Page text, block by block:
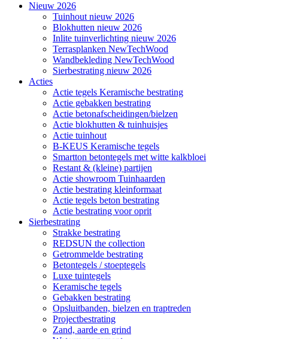
Nieuw 2026
Tuinhout nieuw 2026
Blokhutten nieuw 2026
Inlite tuinverlichting nieuw 2026
Terrasplanken NewTechWood
Wandbekleding NewTechWood
Sierbestrating nieuw 2026
Acties
Actie tegels Keramische bestrating
Actie gebakken bestrating
Actie betonafscheidingen/bielzen
Actie blokhutten & tuinhuisjes
Actie tuinhout
B-KEUS Keramische tegels
Smartton betontegels met witte kalkbloei
Restant & (kleine) partijen
Actie showroom Tuinhaarden
Actie bestrating kleinformaat
Actie tegels beton bestrating
Actie bestrating voor oprit
Sierbestrating
Strakke bestrating
REDSUN the collection
Getrommelde bestrating
Betontegels / stoeptegels
Luxe tuintegels
Keramische tegels
Gebakken bestrating
Opsluitbanden, bielzen en traptreden
Projectbestrating
Zand, aarde en grind